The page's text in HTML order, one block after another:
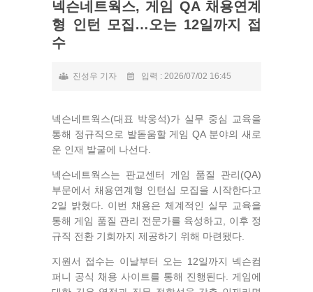
넥슨네트웍스, 게임 QA 채용연계
형 인턴 모집…오는 12일까지 접
수
진성우 기자 입력 : 2026/07/02 16:45
넥슨네트웍스(대표 박웅석)가 실무 중심 교육을
통해 정규직으로 발돋움할 게임 QA 분야의 새로
운 인재 발굴에 나선다.
넥슨네트웍스는 판교센터 게임 품질 관리(QA)
부문에서 채용연계형 인턴십 모집을 시작한다고
2일 밝혔다. 이번 채용은 체계적인 실무 교육을
통해 게임 품질 관리 전문가를 육성하고, 이후 정
규직 전환 기회까지 제공하기 위해 마련됐다.
지원서 접수는 이날부터 오는 12일까지 넥슨컴
퍼니 공식 채용 사이트를 통해 진행된다. 게임에